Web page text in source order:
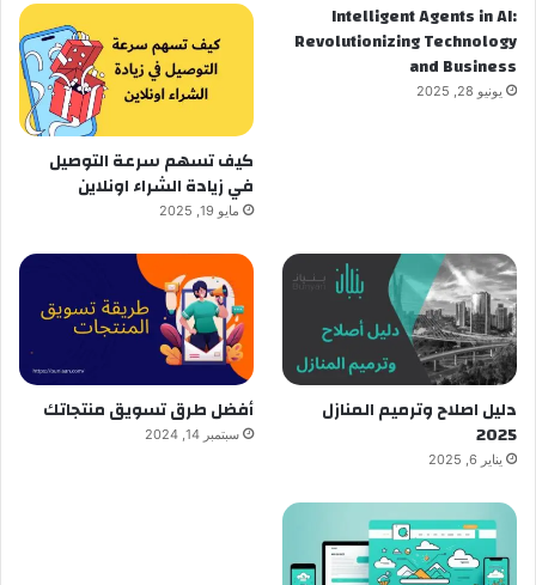
Intelligent Agents in AI:
Revolutionizing Technology
and Business
يونيو 28, 2025
كيف تسهم سرعة التوصيل
في زيادة الشراء اونلاين
مايو 19, 2025
دليل اصلاح وترميم المنازل
2025
يناير 6, 2025
أفضل طرق تسويق منتجاتك
سبتمبر 14, 2024